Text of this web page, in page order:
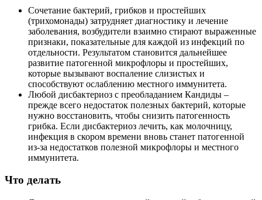
Сочетание бактерий, грибков и простейших
(трихомонады) затрудняет диагностику и лечение
заболевания, возбудители взаимно стирают выраженные
признаки, показательные для каждой из инфекций по
отдельности. Результатом становится дальнейшее
развитие патогенной микрофлоры и простейших,
которые вызывают воспаление слизистых и
способствуют ослаблению местного иммунитета.
Любой дисбактериоз с преобладанием Кандиды –
прежде всего недостаток полезных бактерий, которые
нужно восстановить, чтобы снизить патогенность
грибка. Если дисбактериоз лечить, как молочницу,
инфекция в скором времени вновь станет патогенной
из-за недостатков полезной микрофлоры и местного
иммунитета.
Что делать